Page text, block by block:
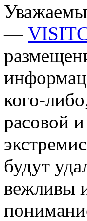
—
кого-
расовой
будут
вежливы